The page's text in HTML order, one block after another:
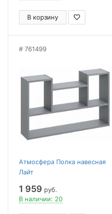
В корзину
761499
Атмосфера Полка навесная
Лайт
1 959 руб.
В наличии: 20